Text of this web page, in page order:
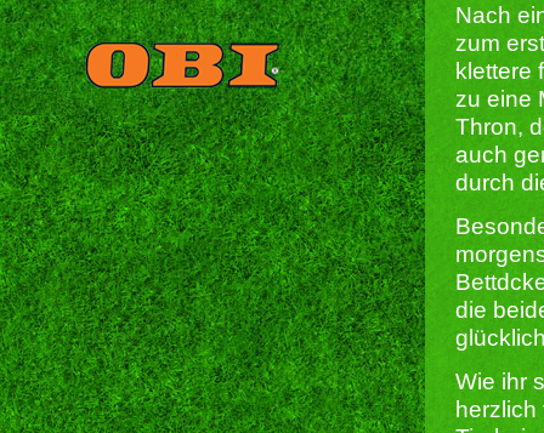
Nach
zum
klettere
zu eine
Thron,
auch
durch
die
Wie ihr
herzlich